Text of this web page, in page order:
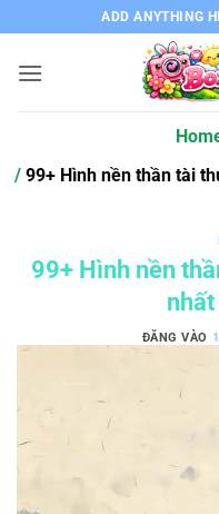
qua
nội
ADD ANYTHING
99+ Hình nền thần tài
99+ Hình nền
ĐĂNG VÀO